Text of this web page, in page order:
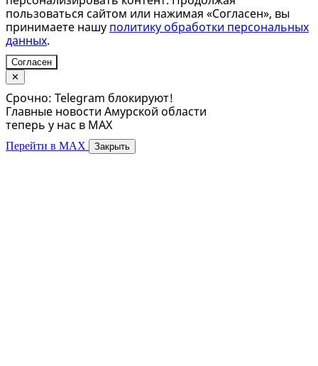
пользоваться сайтом или нажимая «Согласен», вы
принимаете нашу политику обработки персональных
данных.
Согласен
✕
Срочно: Telegram блокируют!
Главные новости Амурской области
теперь у нас в MAX
Перейти в MAX Закрыть